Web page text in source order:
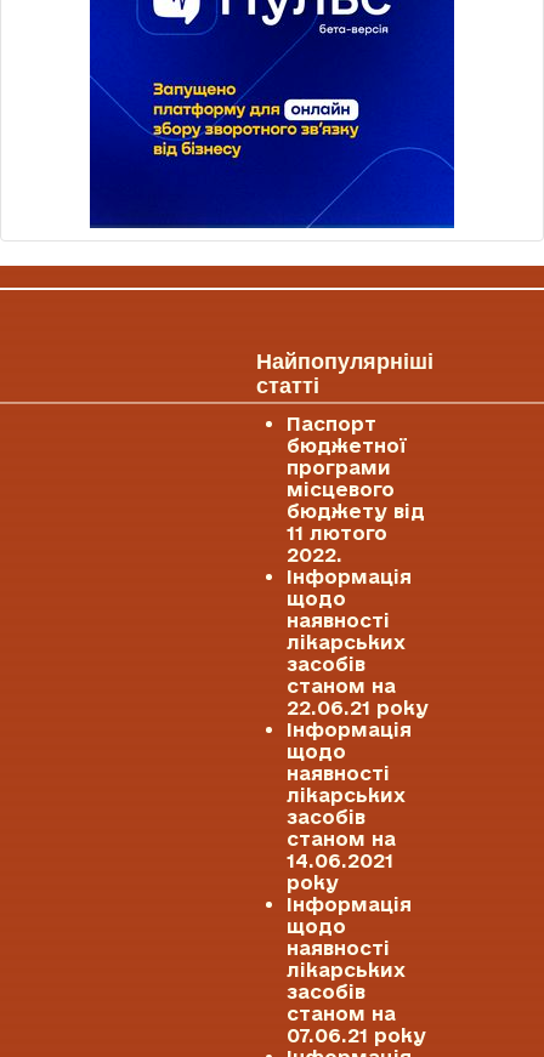
Найпопулярніші
статті
Паспорт
бюджетної
програми
місцевого
бюджету від
11 лютого
2022.
Інформація
щодо
наявності
лікарських
засобів
станом на
22.06.21 року
Інформація
щодо
наявності
лікарських
засобів
станом на
14.06.2021
року
Інформація
щодо
наявності
лікарських
засобів
станом на
07.06.21 року